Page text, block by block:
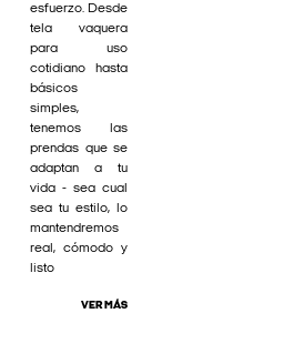
esfuerzo. Desde
tela vaquera
para uso
cotidiano hasta
básicos
simples,
tenemos las
prendas que se
adaptan a tu
vida - sea cual
sea tu estilo, lo
mantendremos
real, cómodo y
listo
VER MÁS